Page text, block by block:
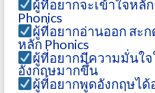
ผู้ที่อยากจะเข้าใจหลั
Phonics
ผู้ที่อยากอ่านออก สะ
หลัก Phonics
ผู้ที่อยากมีความมั่นใ
อังกฤษมากขึ้น
ผู้ที่อยากพูดอังกฤษได้